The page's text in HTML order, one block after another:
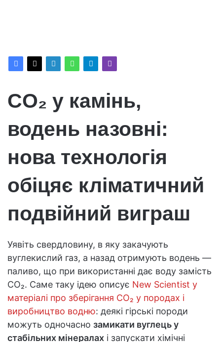
CO₂ у камінь,
водень назовні:
нова технологія
обіцяє кліматичний
подвійний виграш
Уявіть свердловину, в яку закачують
вуглекислий газ, а назад отримують водень —
паливо, що при використанні дає воду замість
CO₂. Саме таку ідею описує New Scientist у
матеріалі про зберігання CO₂ у породах і
виробництво водню: деякі гірські породи
можуть одночасно замикати вуглець у
стабільних мінералах і запускати хімічні